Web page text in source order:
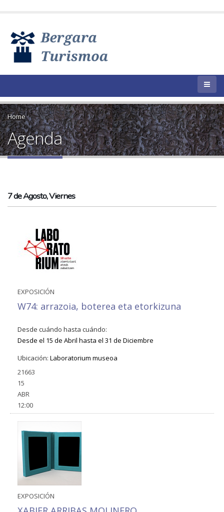
Home
Agenda
7 de Agosto, Viernes
EXPOSICIÓN
W74: arrazoia, boterea eta etorkizuna
Desde cuándo hasta cuándo:
Desde el 15 de Abril hasta el 31 de Diciembre
Ubicación: Laboratorium museoa
21663
15
ABR
12:00
EXPOSICIÓN